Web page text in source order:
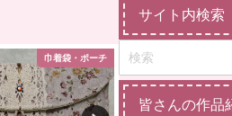
巾着袋・ポーチ
サイト内検索
皆さんの作品